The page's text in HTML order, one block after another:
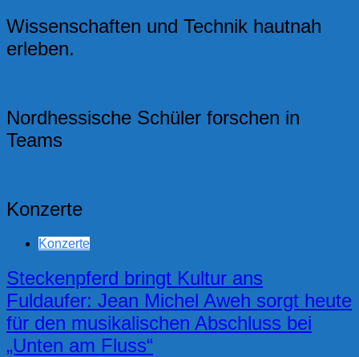
Wissenschaften und Technik hautnah
erleben.
Nordhessische Schüler forschen in
Teams
Konzerte
Konzerte
Steckenpferd bringt Kultur ans
Fuldaufer: Jean Michel Aweh sorgt heute
für den musikalischen Abschluss bei
„Unten am Fluss“